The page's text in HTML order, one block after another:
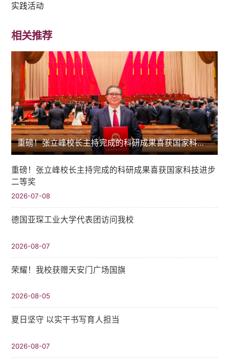
实践活动
相关推荐
重磅！张立峰校长主持完成的科研成果喜获国家科技进步二等奖
重磅！张立峰校长主持完成的科研成果喜获国家科技进步
二等奖
2026-07-08
德国亚琛工业大学代表团访问我校
2026-08-07
荣耀！我校获赠天安门广场国旗
2026-08-05
夏日坚守 以实干书写育人担当
2026-08-07